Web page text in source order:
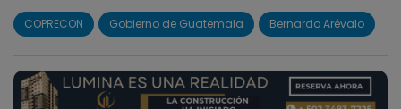
COPRECON Gobierno de Guatemala Bernardo Arévalo